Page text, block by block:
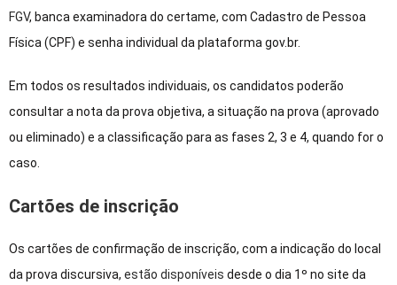
FGV, banca examinadora do certame, com Cadastro de Pessoa
Física (CPF) e senha individual da plataforma gov.br.
Em todos os resultados individuais, os candidatos poderão
consultar a nota da prova objetiva, a situação na prova (aprovado
ou eliminado) e a classificação para as fases 2, 3 e 4, quando for o
caso.
Cartões de inscrição
Os cartões de confirmação de inscrição, com a indicação do local
da prova discursiva, estão disponíveis desde o dia 1º no site da